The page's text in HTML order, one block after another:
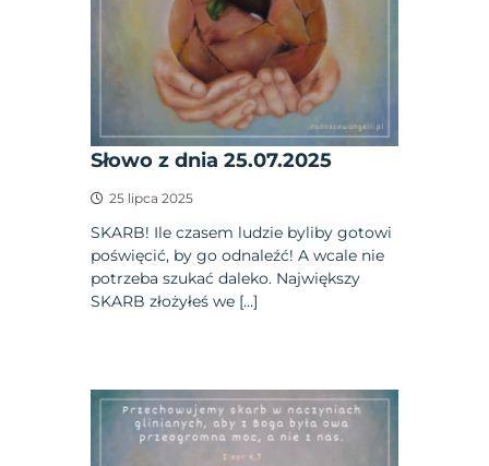
Słowo z dnia 25.07.2025
25 lipca 2025
SKARB! Ile czasem ludzie byliby gotowi
poświęcić, by go odnaleźć! A wcale nie
potrzeba szukać daleko. Największy
SKARB złożyłeś we […]